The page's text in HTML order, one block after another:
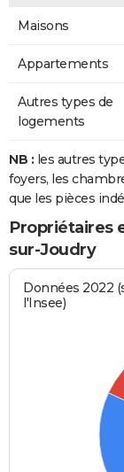
Maisons
Appartements
Autres types de
logements
NB : les autres
foyers, les
que les pièces
Propriétaires
sur-Joudry
Données 2022
l'Insee)